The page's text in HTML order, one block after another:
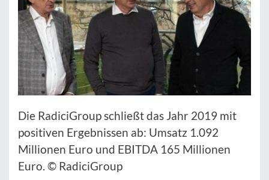
Die RadiciGroup schließt das Jahr 2019 mit
positiven Ergebnissen ab: Umsatz 1.092
Millionen Euro und EBITDA 165 Millionen
Euro. © RadiciGroup